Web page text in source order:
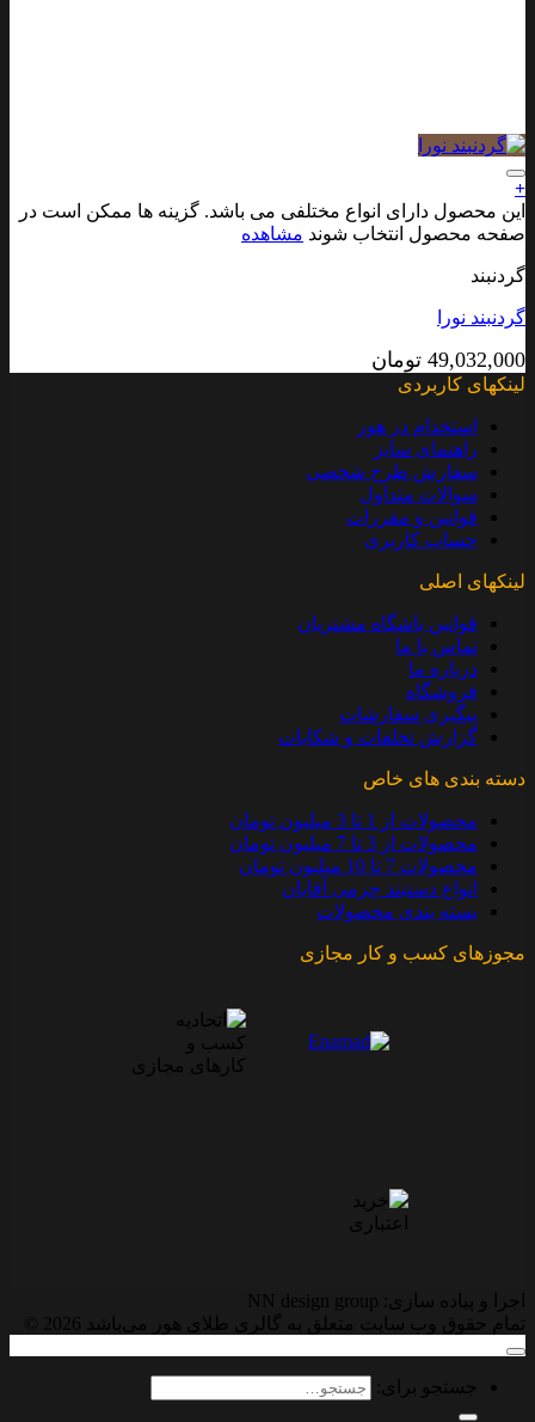
افزودن به علاقه مندی ها+
این محصول دارای انواع مختلفی می باشد. گزینه ها ممکن است در
صفحه محصول انتخاب شوند مشاهده
گردنبند
گردنبند نورا
49,032,000 تومان
لینکهای کاربردی
استخدام در هور
راهنمای سایز
سفارش طرح شخصی
سوالات متداول
قوانین و مقررات
حساب کاربری
لینکهای اصلی
قوانین باشگاه مشتریان
تماس با ما
درباره ما
فروشگاه
پیگیری سفارشات
گزارش تخلفات و شکایات
دسته بندی های خاص
محصولات از 1 تا 3 میلیون تومان
محصولات از 3 تا 7 میلیون تومان
محصولات 7 تا 10 میلیون تومان
انواع دستبند چرمی آقایان
بسته بندی محصولات
مجوزهای کسب و کار مجازی
اجرا و پیاده سازی: NN design group
تمام حقوق وب سایت متعلق به گالری طلای هور می‌باشد 2026 ©
جستجو برای: